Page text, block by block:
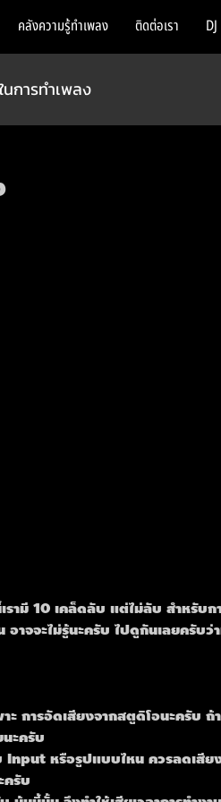
คลังความรู้ทำเพลง ติดต่อเรา
การทำเพลง
ามี 10 เคล็ดลับ แต่ไม่ลับ สำหรับก
าจจะไม่รู้นะครับ ไปดูกันเลยครับว่
การอัดเสียงจากสตูดิโอนะครับ ถ้
ะครับ
บ Input หรือรูปแบบไหน ควรลดเสี
ครับ